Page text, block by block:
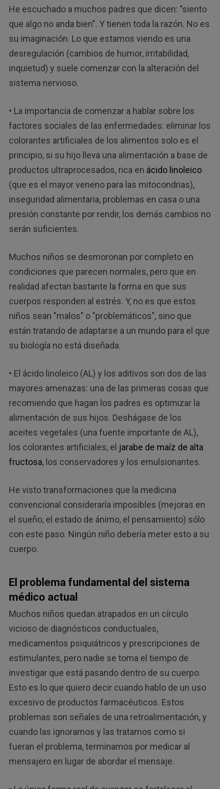
He escuchado a muchos padres que dicen: "siento
que algo no anda bien". Y tienen toda la razón. No es
su imaginación. Lo que estamos viendo es una
desregulación (cambios de humor, irritabilidad,
inquietud) y suele comenzar con la alteración del
sistema nervioso.
• La importancia de comenzar a hablar sobre los
factores sociales de las enfermedades: eliminar los
colorantes artificiales de los alimentos solo es el
principio, si su hijo lleva una alimentación a base de
productos ultraprocesados, rica en ácido linoleico
(que es el mayor veneno para las mitocondrias),
inseguridad alimentaria, problemas en casa o una
presión constante por rendir, los demás cambios no
serán suficientes.
Muchos niños se desmoronan por completo en
condiciones que parecen normales, pero que en
realidad afectan bastante la forma en que sus
cuerpos responden al estrés. Y, no es que estos
niños sean "malos" o "problemáticos", sino que
están tratando de adaptarse a un mundo para el que
su biología no está diseñada.
• El ácido linoleico (AL) y los aditivos son dos de las
mayores amenazas: una de las primeras cosas que
recomiendo que hagan los padres es optimizar la
alimentación de sus hijos. Deshágase de los
aceites vegetales (una fuente importante de AL),
los colorantes artificiales, el jarabe de maíz de alta
fructosa, los conservadores y los emulsionantes.
He visto transformaciones que la medicina
convencional consideraría imposibles (mejoras en
el sueño, el estado de ánimo, el pensamiento) sólo
con este paso. Ningún niño debería meter esto a su
cuerpo.
El problema fundamental del sistema
médico actual
Muchos niños quedan atrapados en un círculo
vicioso de diagnósticos conductuales,
medicamentos psiquiátricos y prescripciones de
estimulantes, pero nadie se toma el tiempo de
investigar que está pasando dentro de su cuerpo.
Esto es lo que quiero decir cuando hablo de un uso
excesivo de productos farmacéuticos. Estos
problemas son señales de una retroalimentación, y
cuando las ignoramos y las tratamos como si
fueran el problema, terminamos por medicar al
mensajero en lugar de abordar el mensaje.